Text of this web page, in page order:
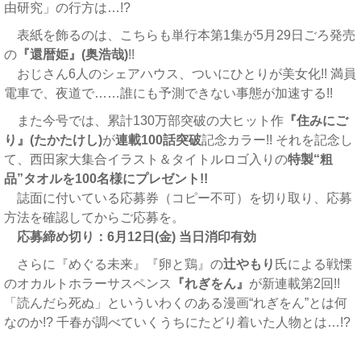
由研究」の行方は…!?
表紙を飾るのは、こちらも単行本第1集が5月29日ごろ発売
の 『還暦姫』(奥浩哉)!!
おじさん6人のシェアハウス、ついにひとりが美女化!! 満員
電車で、夜道で……誰にも予測できない事態が加速する!!
また今号では、累計130万部突破の大ヒット作 『住みにご
り』(たかたけし)が連載100話突破記念カラー!! それを記念し
て、西田家大集合イラスト＆タイトルロゴ入りの特製“粗
品”タオルを100名様にプレゼント!!
誌面に付いている応募券（コピー不可）を切り取り、応募
方法を確認してからご応募を。
応募締め切り：6月12日(金) 当日消印有効
さらに『めぐる未来』『卵と鶏』の辻やもり 氏による戦慄
のオカルトホラーサスペンス
『れぎをん』 が新連載第2回!!
「読んだら死ぬ」といういわくのある漫画“れぎをん”とは何
なのか!? 千春が調べていくうちにたどり着いた人物とは…!?